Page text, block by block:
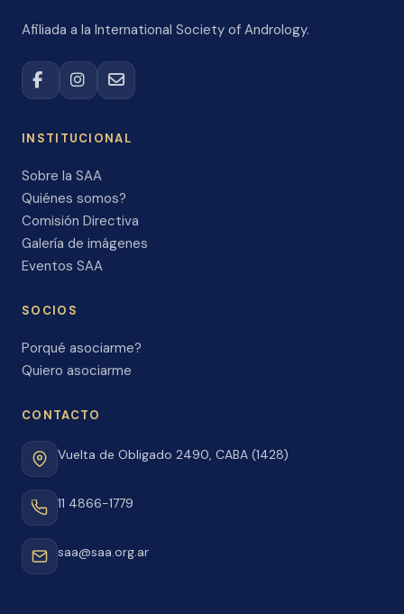
Afiliada a la International Society of Andrology.
INSTITUCIONAL
Sobre la SAA
Quiénes somos?
Comisión Directiva
Galería de imágenes
Eventos SAA
SOCIOS
Porqué asociarme?
Quiero asociarme
CONTACTO
Vuelta de Obligado 2490, CABA (1428)
11 4866-1779
saa@saa.org.ar